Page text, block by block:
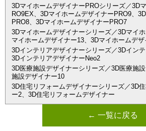
3DマイホームデザイナーPROシリーズ／3D
RO9EX、3DマイホームデザイナーPRO9、
PRO8、3DマイホームデザイナーPRO7
3Dマイホームデザイナーシリーズ／3Dマイ
マイホームデザイナー13、3Dマイホームデ
3Dインテリアデザイナーシリーズ／3Dインテ
3DインテリアデザイナーNeo2
3D医療施設デザイナーシリーズ／3D医療施
施設デザイナー10
3D住宅リフォームデザイナーシリーズ／3D
ー2、3D住宅リフォームデザイナー
← 一覧に戻る